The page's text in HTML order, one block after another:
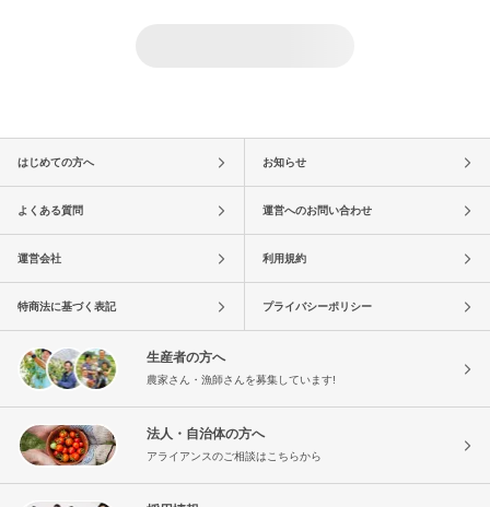
はじめての方へ お知らせ
よくある質問 運営へのお問い合わせ
運営会社 利用規約
特商法に基づく表記 プライバシーポリシー
生産者の方へ
農家さん・漁師さんを募集しています!
法人・自治体の方へ
アライアンスのご相談はこちらから